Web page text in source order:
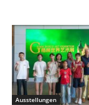
Ausstellungen